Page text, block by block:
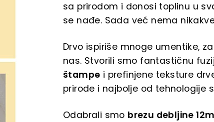
sa prirodom i donosi toplinu u
se nađe. Sada već nema
Drvo ispiriše mnoge umentike,
nas. Stvorili smo fantastičnu
štampe i prefinjene teksture
prirode i najbolje od tehnologije
Odabrali smo brezu debljine